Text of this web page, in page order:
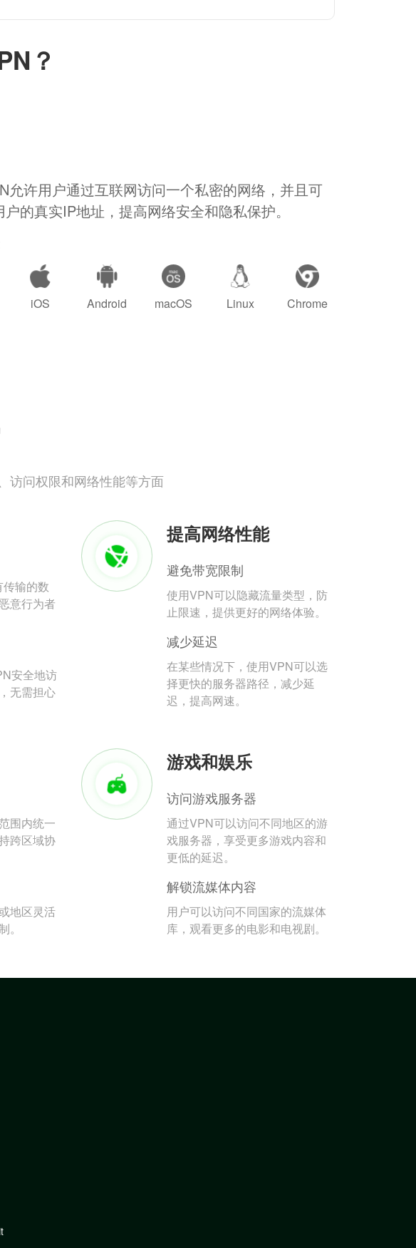
？
允许用户通过互联网访问一个私密的网络，并且可
的真实IP地址，提高网络安全和隐私保护。
iOS Android macOS Linux Chrome
访问权限和网络性能等方面
输的数
意行为者
安全地访
无需担心
提高网络性能
避免带宽限制
使用VPN可以隐藏流量类型，防
止限速，提供更好的网络体验。
减少延迟
在某些情况下，使用VPN可以选
择更快的服务器路径，减少延
迟，提高网速。
围内统一
跨区域协
地区灵活
。
游戏和娱乐
访问游戏服务器
通过VPN可以访问不同地区的游
戏服务器，享受更多游戏内容和
更低的延迟。
解锁流媒体内容
用户可以访问不同国家的流媒体
库，观看更多的电影和电视剧。